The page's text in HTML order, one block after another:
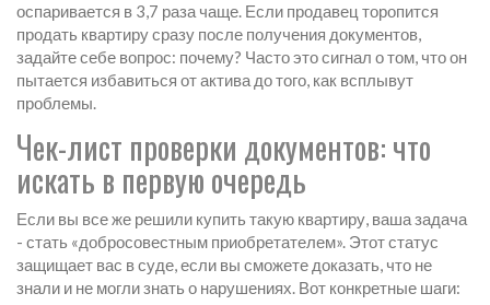
оспаривается в 3,7 раза чаще. Если продавец торопится
продать квартиру сразу после получения документов,
задайте себе вопрос: почему? Часто это сигнал о том, что он
пытается избавиться от актива до того, как всплывут
проблемы.
Чек-лист проверки документов: что
искать в первую очередь
Если вы все же решили купить такую квартиру, ваша задача
- стать «добросовестным приобретателем». Этот статус
защищает вас в суде, если вы сможете доказать, что не
знали и не могли знать о нарушениях. Вот конкретные шаги: